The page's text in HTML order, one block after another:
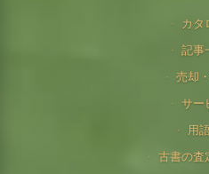
カタ
記事
売却
サー
用
古書の査